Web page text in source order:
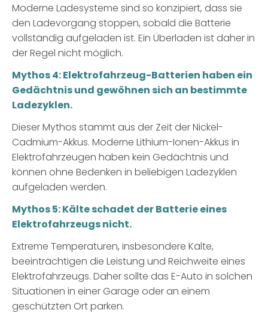
Moderne Ladesysteme sind so konzipiert, dass sie
den Ladevorgang stoppen, sobald die Batterie
vollständig aufgeladen ist. Ein Überladen ist daher in
der Regel nicht möglich.
Mythos 4: Elektrofahrzeug-Batterien haben ein
Gedächtnis und gewöhnen sich an bestimmte
Ladezyklen.
Dieser Mythos stammt aus der Zeit der Nickel-
Cadmium-Akkus. Moderne Lithium-Ionen-Akkus in
Elektrofahrzeugen haben kein Gedächtnis und
können ohne Bedenken in beliebigen Ladezyklen
aufgeladen werden.
Mythos 5: Kälte schadet der Batterie eines
Elektrofahrzeugs nicht.
Extreme Temperaturen, insbesondere Kälte,
beeinträchtigen die Leistung und Reichweite eines
Elektrofahrzeugs. Daher sollte das E-Auto in solchen
Situationen in einer Garage oder an einem
geschützten Ort parken.